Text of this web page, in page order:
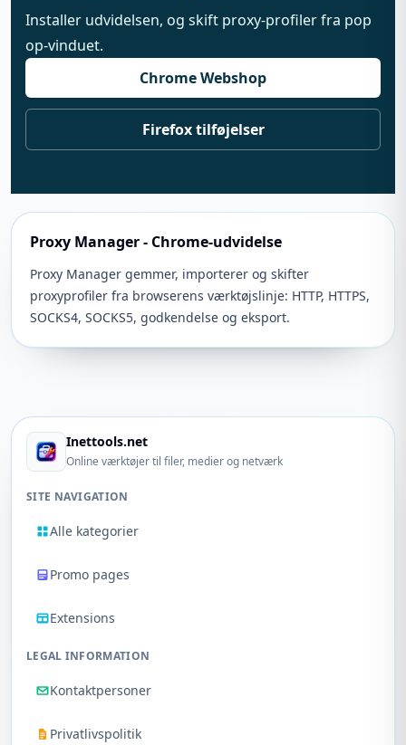
Installer udvidelsen, og skift proxy-profiler fra pop
op-vinduet.
Chrome Webshop
Firefox tilføjelser
Proxy Manager - Chrome-udvidelse
Proxy Manager gemmer, importerer og skifter
proxyprofiler fra browserens værktøjslinje: HTTP, HTTPS,
SOCKS4, SOCKS5, godkendelse og eksport.
Inettools.net
Online værktøjer til filer, medier og netværk
SITE NAVIGATION
Alle kategorier
Promo pages
Extensions
LEGAL INFORMATION
Kontaktpersoner
Privatlivspolitik